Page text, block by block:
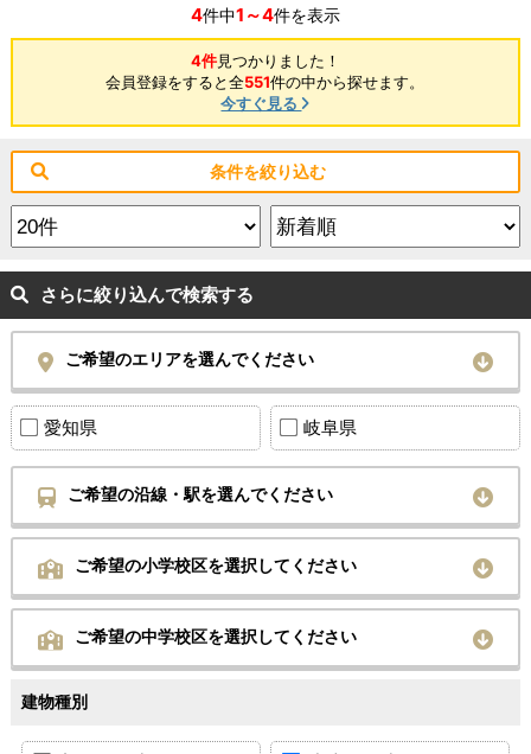
4件中1～4件を表示
4件見つかりました！
会員登録をすると全551件の中から探せます。
今すぐ見る
条件を絞り込む
さらに絞り込んで検索する
ご希望のエリアを選んでください
愛知県 岐阜県
ご希望の沿線・駅を選んでください
ご希望の小学校区を選択してください
ご希望の中学校区を選択してください
建物種別